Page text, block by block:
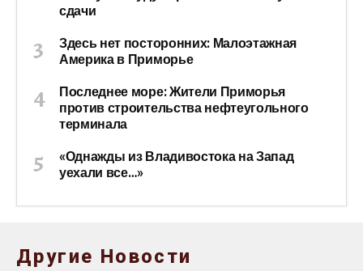
сдачи
Здесь нет посторонних: Малоэтажная
Америка в Приморье
Последнее море: Жители Приморья
против строительства нефтеугольного
терминала
«Однажды из Владивостока на Запад
уехали все…»
Другие Новости